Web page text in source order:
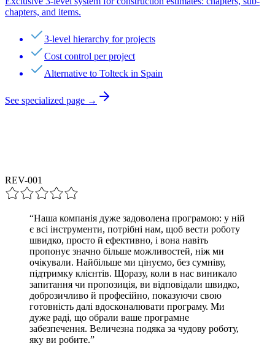
chapters, and items.
3-level hierarchy for projects
Cost control per project
Alternative to Tolteck in Spain
See specialized page →
REV-001
“Наша компанія дуже задоволена програмою: у ній
є всі інструменти, потрібні нам, щоб вести роботу
швидко, просто й ефективно, і вона навіть
пропонує значно більше можливостей, ніж ми
очікували. Найбільше ми цінуємо, без сумніву,
підтримку клієнтів. Щоразу, коли в нас виникало
запитання чи пропозиція, ви відповідали швидко,
доброзичливо й професійно, показуючи свою
готовність далі вдосконалювати програму. Ми
дуже раді, що обрали ваше програмне
забезпечення. Величезна подяка за чудову роботу,
яку ви робите.”